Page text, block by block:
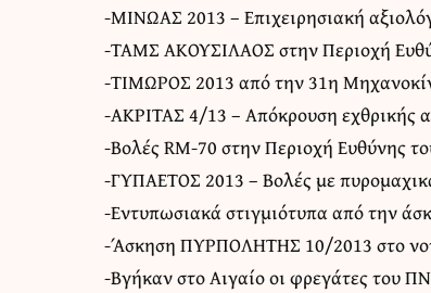
-ΜΙΝΩΑΣ 2013 – Επιχειρησιακή
-ΤΑΜΣ ΑΚΟΥΣΙΛΑΟΣ στην Περιοχή
-ΤΙΜΩΡΟΣ 2013 από την 31η
-ΑΚΡΙΤΑΣ 4/13 – Απόκρουση εχθρικής
-Βολές RM-70 στην Περιοχή Ευθύνης
-ΓΥΠΑΕΤΟΣ 2013 – Βολές με
-Εντυπωσιακά στιγμιότυπα από την
-Άσκηση ΠΥΡΠΟΛΗΤΗΣ 10/2013 στο
-Βγήκαν στο Αιγαίο οι φρεγάτες του